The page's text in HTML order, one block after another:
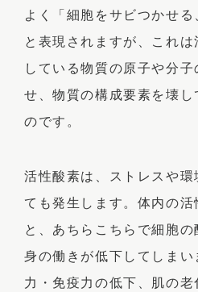
よく「細胞をサビつかせ
と表現されますが、これ
している物質の原子や分
せ、物質の構成要素を壊
のです。
活性酸素は、ストレスや
ても発生します。体内の
と、あちらこちらで細胞
身の働きが低下してしま
力・免疫力の低下、肌の